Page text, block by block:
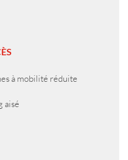
à mobilité réduite
aisé